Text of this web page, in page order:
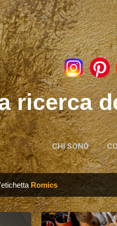
Passa ai
ricerca
CHI SONO
Romics